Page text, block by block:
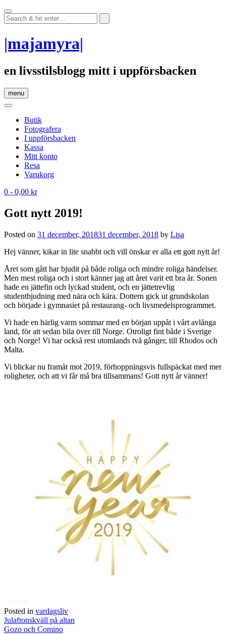
Skip
to
content
|majamyra|
en livsstilsblogg mitt i uppförsbacken
menu
Butik
Fotografera
I uppförsbacken
Kassa
Mitt konto
Resa
Varukorg
0 - 0,00 kr
Gott nytt 2019!
Posted on 31 december, 201831 december, 2018 by Lisa
Hej vänner, kikar in lite snabbt och vill önskar er alla ett gott nytt år!
Året som gått har bjudit på både roliga och mindre roliga händelser.
Men mest roliga och i stort känner jag att året varit ett bra år. Sonen
hade en jättefin och lyckad student, och en jättetrevlig
studentbjudning med nära och kära. Dottern gick ut grundskolan
och började i gymnasiet på restaurang- och livsmedelsprogrammet.
Vi hade en härlig varm sommar med en början uppåt i vårt avlånga
land, för att sedan bila över till Norge. Otroligt fint både i Sverige
och Norge! Vi har också rest utomlands två gånger, till Rhodos och
Malta.
Vi blickar nu framåt mot 2019, förhoppningsvis fullspäckat med mer
roligheter, och att vi får må bra tillsammans! Gott nytt år vänner!
Posted in vardagsliv
Post
navigation
Julaftonskväll på altan
Gozo och Comino